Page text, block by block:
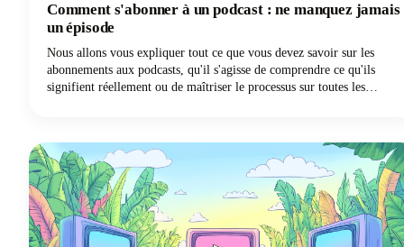
Comment s'abonner à un podcast : ne manquez jamais
un épisode
Nous allons vous expliquer tout ce que vous devez savoir sur les
abonnements aux podcasts, qu'il s'agisse de comprendre ce qu'ils
signifient réellement ou de maîtriser le processus sur toutes les